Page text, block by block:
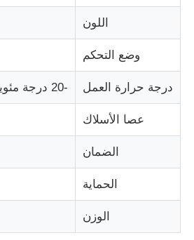
شاشة مصبغة LED
شاشة عرض شفافة
اللون
وضع التحكم
درجة حرارة العمل -20 درجة مئوية -60 درجة مئوية
عصا الأسلاك
الضمان
الحماية
الوزن